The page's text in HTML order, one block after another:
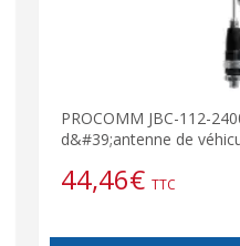
PROCOMM JBC-112-
d&#39;antenne de
44,46€ TTC